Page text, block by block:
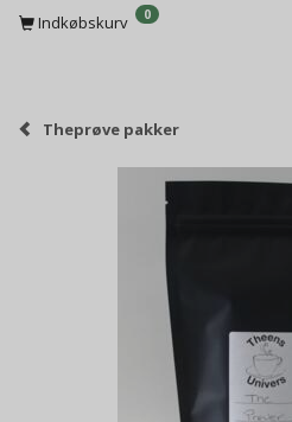
Indkøbskurv 0
Theprøve pakker